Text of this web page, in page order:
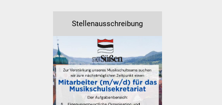
Stadtseniorenrat
Ältere
Seniorenwohn- und
Pflegeheim
Stellenausschreibung